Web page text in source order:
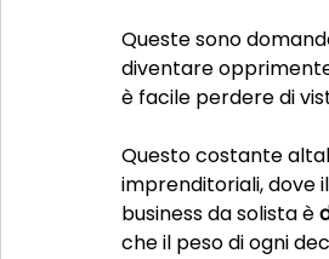
Queste sono
diventare
è facile perdere di
Questo costante
imprenditoriali, dove
business da solista è
che il peso di ogni